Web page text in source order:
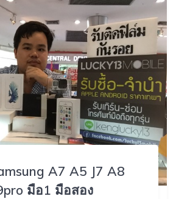
A7 A5 J7 A8
มือ1 มือสอง